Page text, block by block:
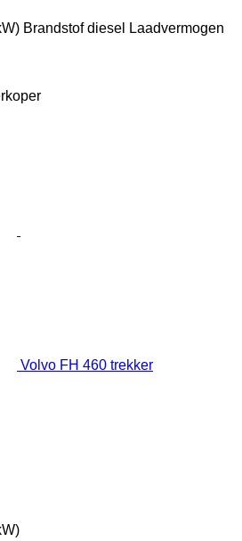
Brandstof diesel
Laadvermogen
Volvo FH 460 trekker